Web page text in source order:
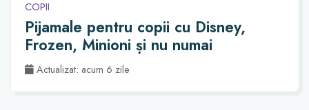
COPII
Pijamale pentru copii cu Disney,
Frozen, Minioni și nu numai
Actualizat: acum 6 zile